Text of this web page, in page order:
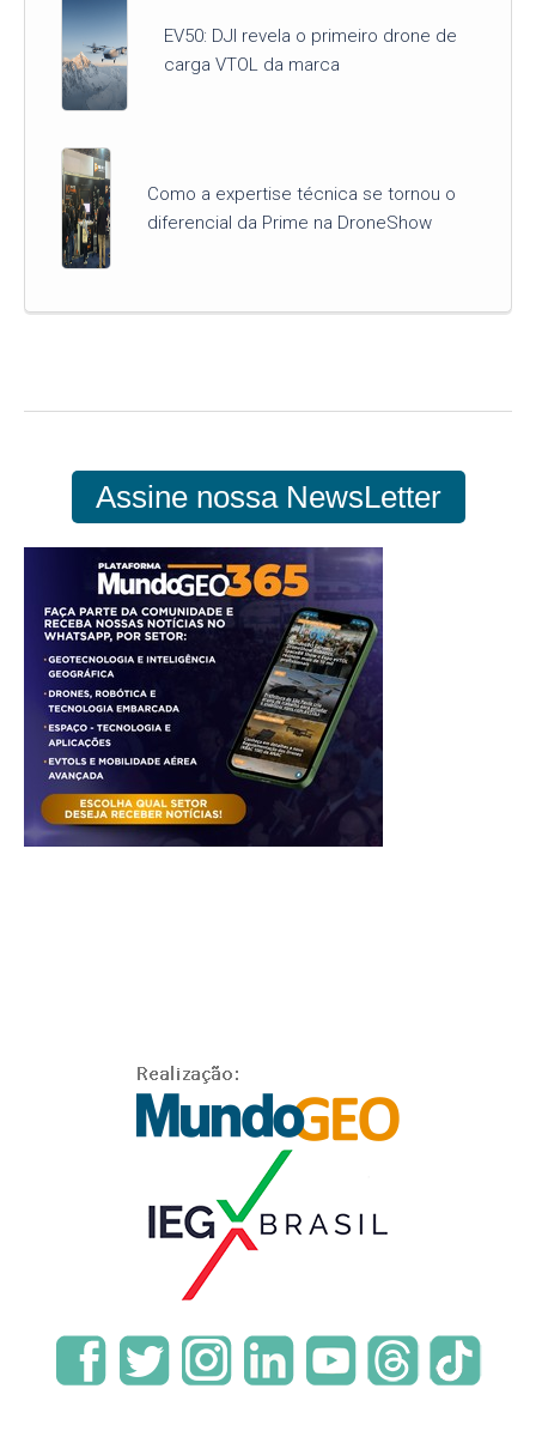
EV50: DJI revela o primeiro drone de
carga VTOL da marca
Como a expertise técnica se tornou o
diferencial da Prime na DroneShow
Assine nossa NewsLetter